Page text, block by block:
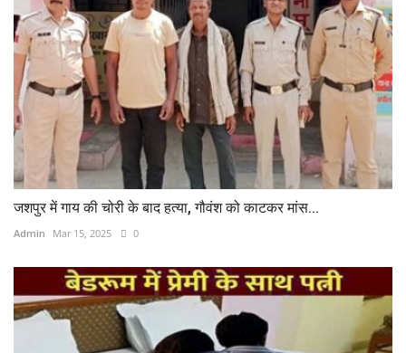
जशपुर में गाय की चोरी के बाद हत्या, गौवंश को काटकर मांस...
Admin Mar 15, 2025 0